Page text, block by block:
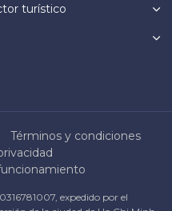
turístico
Términos y condiciones
expedido por el